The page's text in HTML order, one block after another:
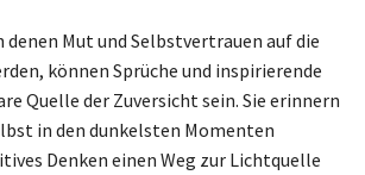
Mut und Selbstvertrauen auf die
können Sprüche und inspirierende
Quelle der Zuversicht sein. Sie erinnern
in den dunkelsten Momenten
Denken einen Weg zur Lichtquelle